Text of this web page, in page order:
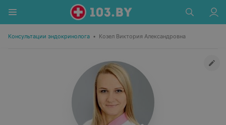
Консультации эндокринолога • Козел Виктория Александровна